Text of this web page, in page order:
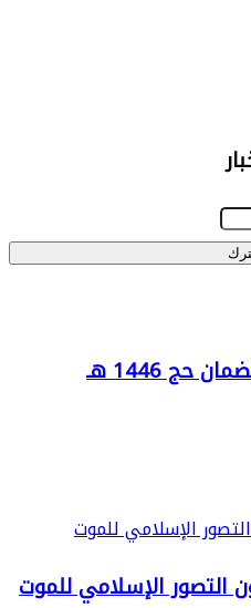
المغرب يُكمل استعداداته لضمان حج 1446 هـ
الإسلامي للموت